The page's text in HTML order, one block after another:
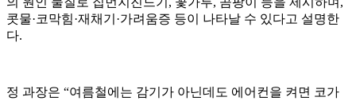
콧물·코막힘·재채기·가려움증 등이 나타날 수 있다고 설명한
다.
정 과장은 “여름철에는 감기가 아닌데도 에어컨을 켜면 코가